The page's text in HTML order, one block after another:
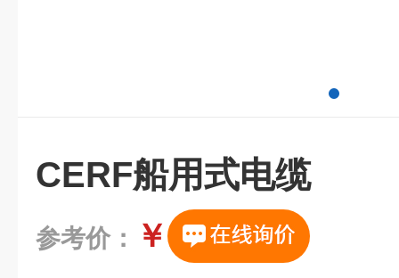
CERF船用式电缆
参考价： ￥